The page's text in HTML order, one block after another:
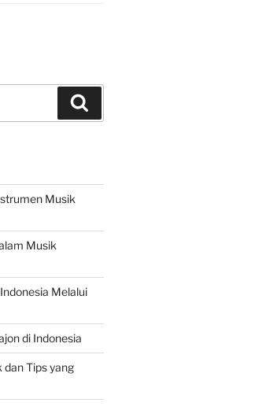
Musik
Musik
Melalui
di Indonesia
Tips yang